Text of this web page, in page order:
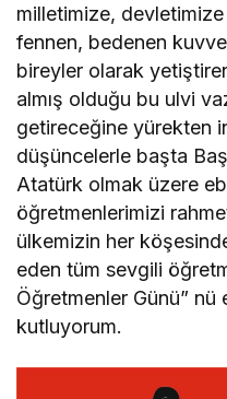
milletimize,
fennen, bedenen
bireyler olarak
almış olduğu bu ulvi
getireceğine yürekten
düşüncelerle başta
Atatürk olmak üzere
öğretmenlerimizi
ülkemizin her
eden tüm sevgili
Öğretmenler Günü”
kutluyorum.